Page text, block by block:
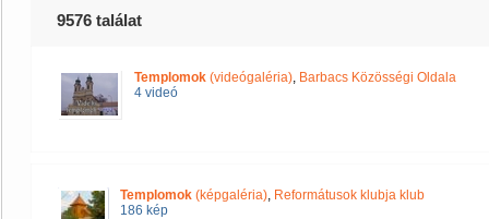
9576 találat
Templomok (videógaléria), Barbacs Közösségi Oldala
4 videó
Templomok (képgaléria), Reformátusok klubja klub
186 kép